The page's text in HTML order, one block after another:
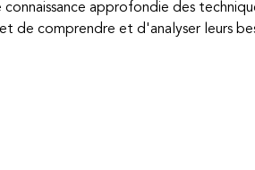
approfondie des
de comprendre et d'analyser leurs